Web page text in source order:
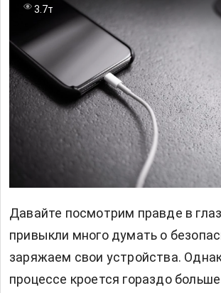
3.7т
Давайте посмотрим правде в
привыкли много думать о
заряжаем свои устройства.
процессе кроется гораздо